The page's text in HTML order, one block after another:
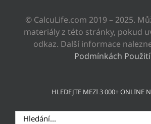
© CalcuLife.com 2019 – 2025.
materiály z této stránky, pokud
odkaz. Další informace
Podmínkách Použití
HLEDEJTE MEZI 3 000+ ONLINE
Hledat: